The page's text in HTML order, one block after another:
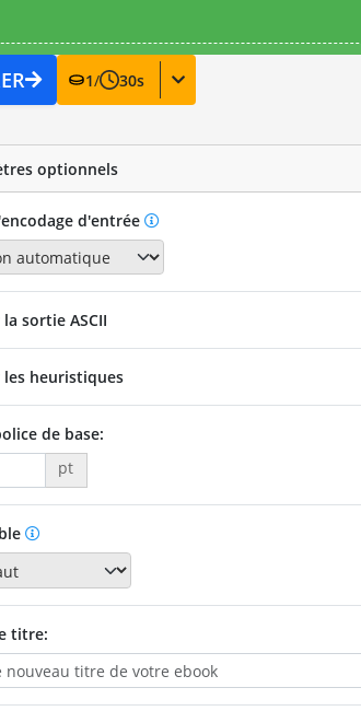
1/ 30s
optionnels
d'entrée
sortie ASCII
heuristiques
de base:
pt
titre: